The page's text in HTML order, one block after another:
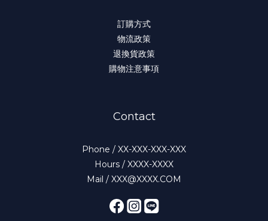
訂購方式
物流政策
退換貨政策
購物注意事項
Contact
Phone / XX-XXX-XXX-XXX
Hours / XXXX-XXXX
Mail / XXX@XXXX.COM